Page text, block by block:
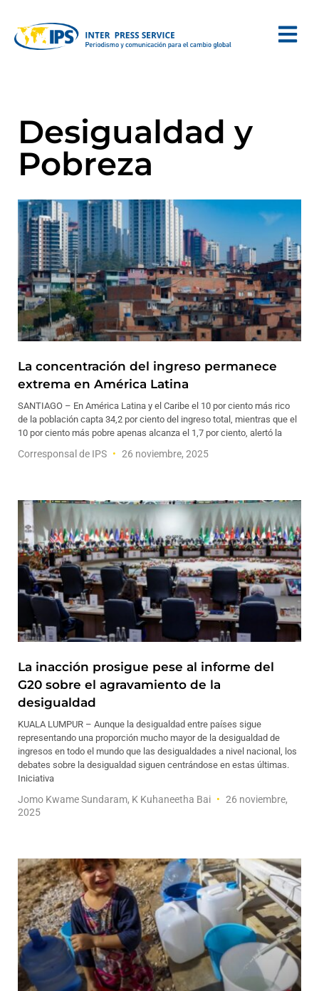
Desigualdad y
Pobreza
La concentración del ingreso permanece
extrema en América Latina
SANTIAGO – En América Latina y el Caribe el 10 por ciento más rico
de la población capta 34,2 por ciento del ingreso total, mientras que el
10 por ciento más pobre apenas alcanza el 1,7 por ciento, alertó la
Corresponsal de IPS 26 noviembre, 2025
La inacción prosigue pese al informe del
G20 sobre el agravamiento de la
desigualdad
KUALA LUMPUR – Aunque la desigualdad entre países sigue
representando una proporción mucho mayor de la desigualdad de
ingresos en todo el mundo que las desigualdades a nivel nacional, los
debates sobre la desigualdad siguen centrándose en estas últimas.
Iniciativa
Jomo Kwame Sundaram, K Kuhaneetha Bai
26 noviembre,
2025